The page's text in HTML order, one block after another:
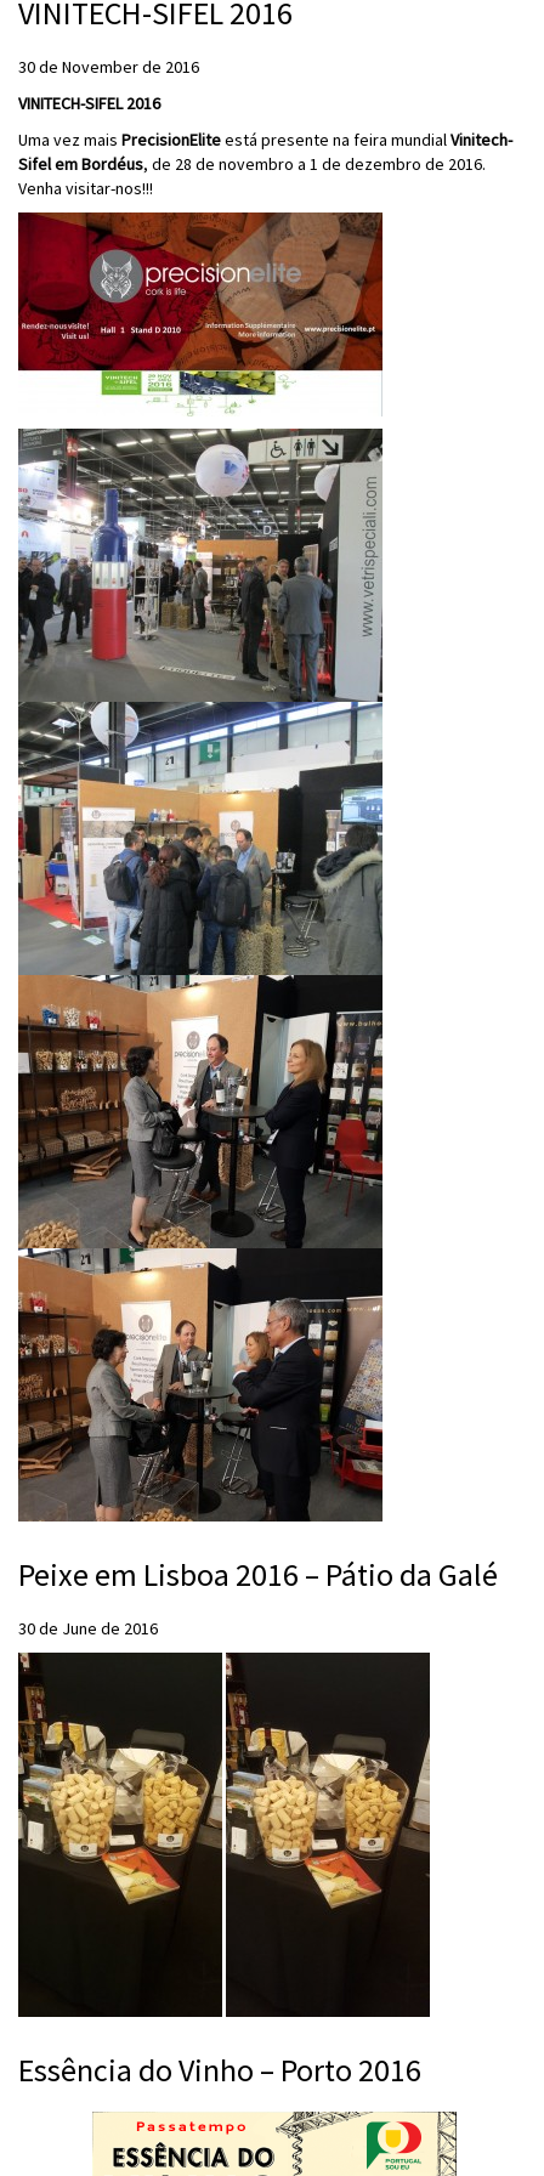
VINITECH-SIFEL 2016
30 de November de 2016
VINITECH-SIFEL 2016
Uma vez mais PrecisionEliteestá presente na feira mundialVinitech-
Sifel em Bordéus, de 28 de novembro a 1 de dezembro de 2016.
Venha visitar-nos!!!
Peixe em Lisboa 2016 – Pátio da Galé
30 de June de 2016
Essência do Vinho – Porto 2016